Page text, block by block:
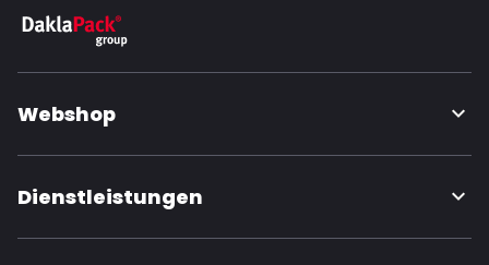
Webshop
Dienstleistungen